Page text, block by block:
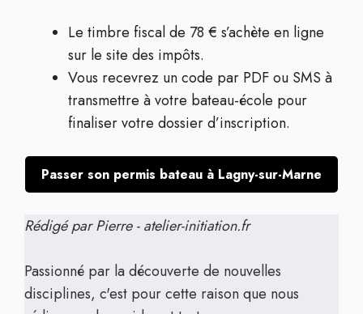
Le timbre fiscal de 78 € s’achète en ligne
sur le site des impôts.
Vous recevrez un code par PDF ou SMS à
transmettre à votre bateau-école pour
finaliser votre dossier d’inscription.
Passer son permis bateau à Lagny-sur-Marne
Rédigé par Pierre - atelier-initiation.fr
Passionné par la découverte de nouvelles
disciplines, c'est pour cette raison que nous